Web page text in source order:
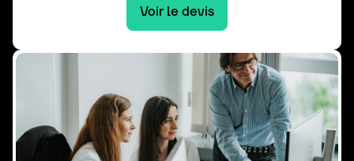
Voir le devis